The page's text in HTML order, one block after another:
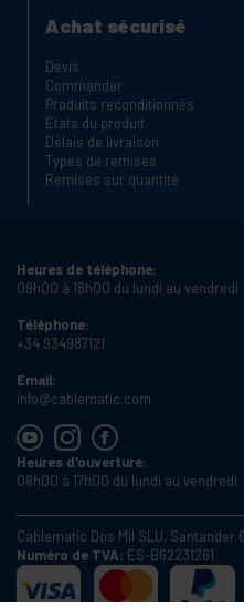
Achat sécurisé
Devis
Commander
Produits reconditionnés
États du produit
Délais de livraison
Types de remises
Remises sur quantité
Heures de téléphone:
09h00 à 18h00 du lundi au vendredi
Téléphone:
+34 934987121
Email:
info@cablematic.com
Heures d'ouverture:
08h00 à 17h00 du lundi au vendredi
Cablematic Dos Mil SLU, Santander
Numéro de TVA: ES-B62231261